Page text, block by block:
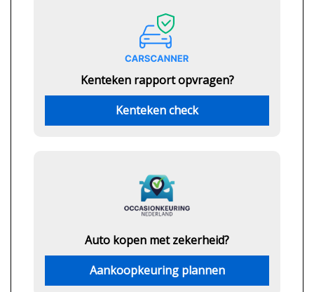
Kenteken rapport opvragen?
Kenteken check
Auto kopen met zekerheid?
Aankoopkeuring plannen